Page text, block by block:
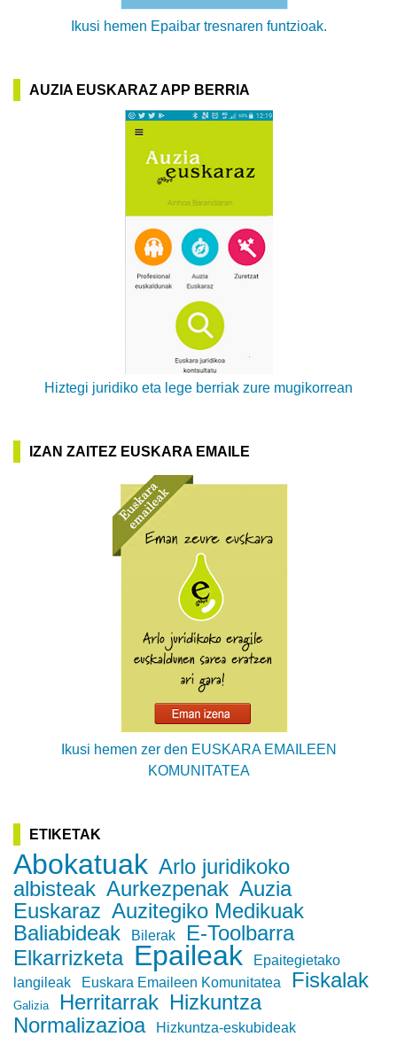
Ikusi hemen Epaibar tresnaren funtzioak.
AUZIA EUSKARAZ APP BERRIA
Hiztegi juridiko eta lege berriak zure mugikorrean
IZAN ZAITEZ EUSKARA EMAILE
Ikusi hemen zer den EUSKARA EMAILEEN
KOMUNITATEA
ETIKETAK
Abokatuak Arlo juridikoko
albisteak Aurkezpenak Auzia
Euskaraz Auzitegiko Medikuak
Baliabideak
Bilerak
E-Toolbarra
Elkarrizketa Epaileak
Epaitegietako
langileak
Euskara Emaileen Komunitatea Fiskalak
Galizia Herritarrak Hizkuntza
Normalizazioa
Hizkuntza-eskubideak